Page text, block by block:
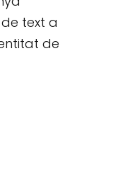
text a
de